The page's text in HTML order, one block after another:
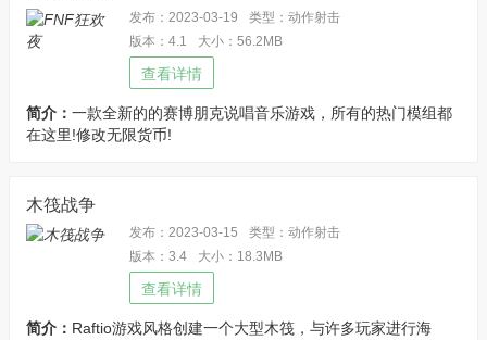
发布：2023-03-19
类型：动作射击
版本：4.1
大小：56.2MB
查看详情
简介： 一款全新的的赛博朋克说唱音乐游戏，所有的热门模组都
在这里!修改无限货币!
木筏战争
发布：2023-03-15
类型：动作射击
版本：3.4
大小：18.3MB
查看详情
简介： Raftio游戏风格创建一个大型木筏，与许多玩家进行海